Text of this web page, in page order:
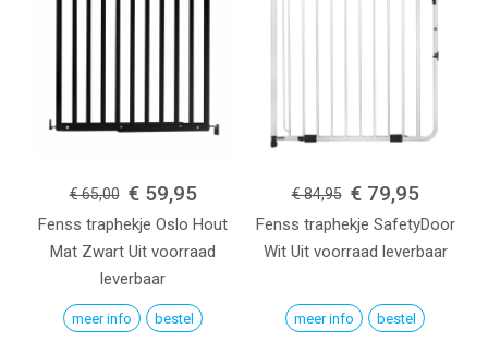
€ 65,00 € 59,95
Fenss traphekje Oslo Hout
Mat Zwart Uit voorraad
leverbaar
meer info bestel
€ 84,95 € 79,95
Fenss traphekje SafetyDoor
Wit Uit voorraad leverbaar
meer info bestel